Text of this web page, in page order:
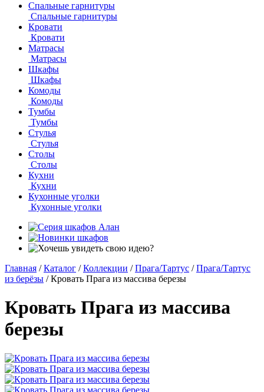
Спальные гарнитуры
Спальные гарнитуры
Кровати
Кровати
Матрасы
Матрасы
Шкафы
Шкафы
Комоды
Комоды
Тумбы
Тумбы
Стулья
Стулья
Столы
Столы
Кухни
Кухни
Кухонные уголки
Кухонные уголки
Главная / Каталог / Коллекции / Прага/Тартус / Прага/Тартус
из берёзы / Кровать Прага из массива березы
Кровать Прага из массива
березы